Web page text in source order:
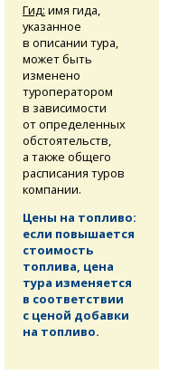
Гид: имя гида,
указанное
в описании тура,
может быть
изменено
туроператором
в зависимости
от определенных
обстоятельств,
а также общего
расписания туров
компании.
Цены на топливо:
если повышается
стоимость
топлива, цена
тура изменяется
в соответствии
с ценой добавки
на топливо.